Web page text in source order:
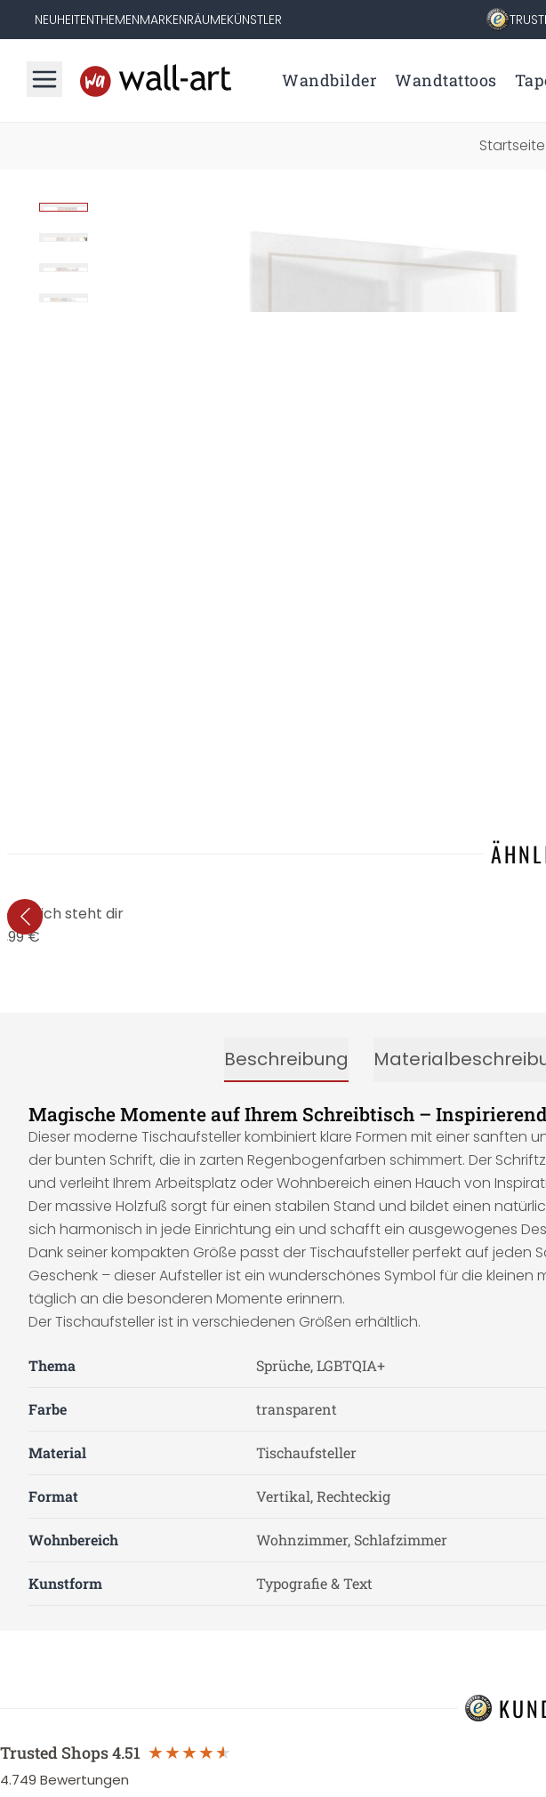
NEUHEITENTHEMENMARKENRÄUMEKÜNSTLER
Wandbilder Wandtattoos
Startseite
steht dir
€
Beschreibung
Magische Momente auf Ihrem Schreibtisch –
Dieser moderne Tischaufsteller kombiniert klare Formen mit einer
der bunten Schrift, die in zarten Regenbogenfarben schimmert. Der
und verleiht Ihrem Arbeitsplatz oder Wohnbereich einen Hauch von
Der massive Holzfuß sorgt für einen stabilen Stand und bildet einen
sich harmonisch in jede Einrichtung ein und schafft ein ausgewogenes
Dank seiner kompakten Größe passt der Tischaufsteller perfekt auf jeden
Geschenk – dieser Aufsteller ist ein wunderschönes Symbol für die
täglich an die besonderen Momente erinnern.
Der Tischaufsteller ist in verschiedenen Größen erhältlich.
Thema Sprüche, LGBTQIA+
Farbe transparent
Material Tischaufsteller
Format Vertikal, Rechteckig
Wohnbereich Wohnzimmer, Schlafzimmer
Kunstform Typografie & Text
Trusted Shops4.51
4.749 Bewertungen